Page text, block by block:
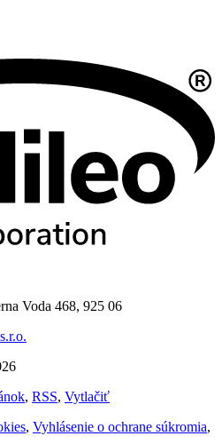
Voda 468, 925 06
, RSS, Vytlačiť
, Vyhlásenie o ochrane súkromia,